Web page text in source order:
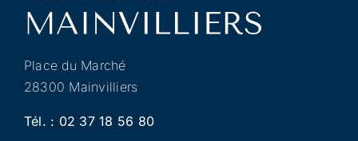
Place du Marché
28300 Mainvilliers
Tél. : 02 37 18 56 80